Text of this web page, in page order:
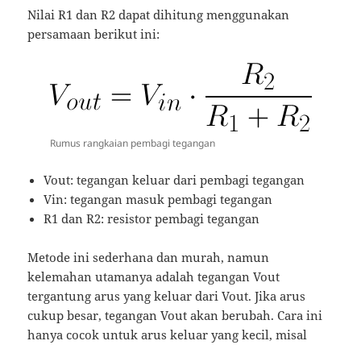
Nilai R1 dan R2 dapat dihitung menggunakan
persamaan berikut ini:
Rumus rangkaian pembagi tegangan
Vout: tegangan keluar dari pembagi tegangan
Vin: tegangan masuk pembagi tegangan
R1 dan R2: resistor pembagi tegangan
Metode ini sederhana dan murah, namun
kelemahan utamanya adalah tegangan Vout
tergantung arus yang keluar dari Vout. Jika arus
cukup besar, tegangan Vout akan berubah. Cara ini
hanya cocok untuk arus keluar yang kecil, misal